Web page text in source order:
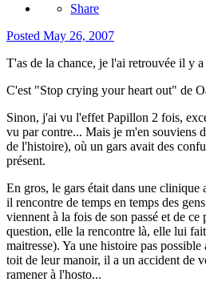
Share
Posted May 26, 2007
T'as de la chance, je l'ai retrouvée il y a
C'est "Stop crying your heart out" de
Sinon, j'ai vu l'effet Papillon 2 fois,
vu par contre... Mais je m'en souviens
de l'histoire), où un gars avait des
présent.
En gros, le gars était dans une clinique
il rencontre de temps en temps des
viennent à la fois de son passé et de
question, elle la rencontre là, elle lui
maitresse). Ya une histoire pas
toit de leur manoir, il a un accident de
ramener à l'hosto...